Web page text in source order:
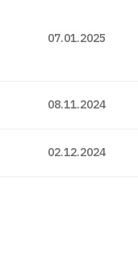
07.01.2025
08.11.2024
02.12.2024